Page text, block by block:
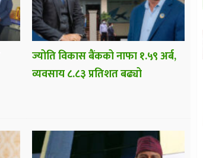
ज्योति विकास बैंकको नाफा १.५९ अर्ब,
व्यवसाय ८.८३ प्रतिशत बढ्यो